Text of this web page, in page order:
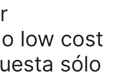
low cost
sólo